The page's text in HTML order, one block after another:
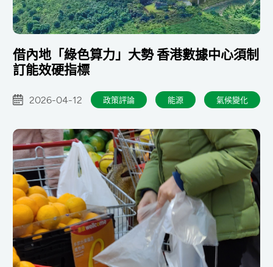
借內地「綠色算力」大勢 香港數據中心須制
訂能效硬指標
2026-04-12 政策評論 能源 氣候變化